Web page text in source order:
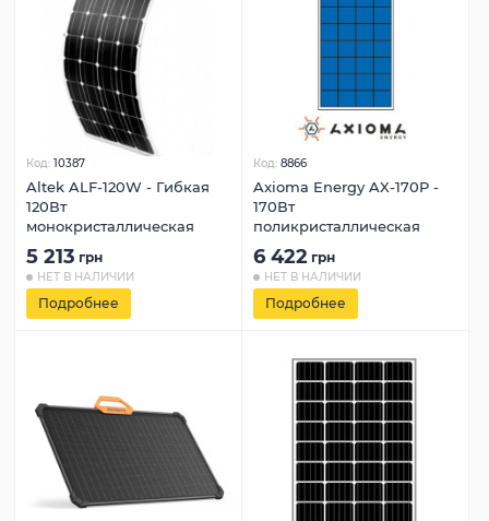
Код: 10387
Altek ALF‐120W - Гибкая
120Вт
монокристаллическая
5 213 грн
НЕТ В НАЛИЧИИ
Подробнее
Код: 8866
Axioma Energy AX-170P -
170Вт
поликристаллическая
6 422 грн
НЕТ В НАЛИЧИИ
Подробнее